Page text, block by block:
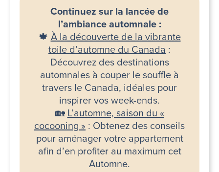
Continuez sur la lancée de
l’ambiance automnale :
🍁À la découverte de la vibrante
toile d’automne du Canada :
Découvrez des destinations
automnales à couper le souffle à
travers le Canada, idéales pour
inspirer vos week-ends.
🏡L’automne, saison du «
cocooning » : Obtenez des conseils
pour aménager votre appartement
afin d’en profiter au maximum cet
Automne.